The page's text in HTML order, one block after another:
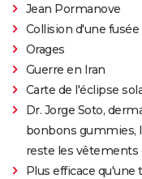
Jean Pormanove
Collision d'une fusée
Orages
Guerre en Iran
Carte de l'éclipse
Dr. Jorge Soto,
bonbons gummies,
reste les vêtements
Plus efficace qu'une